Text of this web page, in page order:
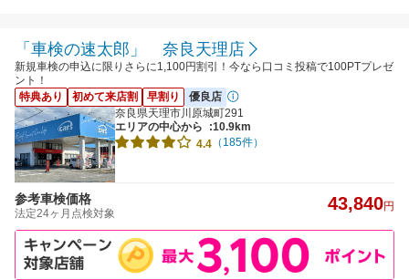
「車検の速太郎」 奈良天理店
新規車検の申込に限りさらに1,100円割引！今なら口コミ投稿で100PTプレゼ
ント！
特典あり
初めて来店割 早割り
優良店
奈良県天理市川原城町291
エリアの中心から
:10.9km
4.4 （185件）
参考車検価格
法定24ヶ月点検対象 43,840円